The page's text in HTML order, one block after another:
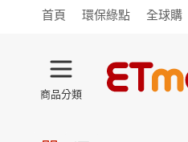
首頁 環保綠點 全球購
商品分類